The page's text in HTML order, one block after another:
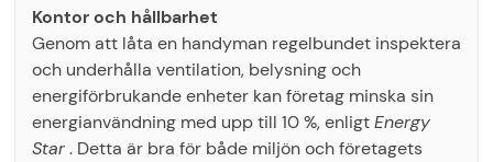
Kontor och hållbarhet
Genom att låta en handyman regelbundet inspektera
och underhålla ventilation, belysning och
energiförbrukande enheter kan företag minska sin
energianvändning med upp till 10 %, enligtEnergy
Star. Detta är bra för både miljön och företagets